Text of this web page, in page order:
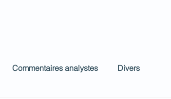
Commentaires analystes Divers